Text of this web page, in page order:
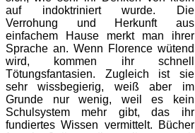
auf indoktriniert wurde. Die
Verrohung und Herkunft aus
einfachem Hause merkt man ihrer
Sprache an. Wenn Florence wütend
wird, kommen ihr schnell
Tötungsfantasien. Zugleich ist sie
sehr wissbegierig, weiß aber im
Grunde nur wenig, weil es kein
Schulsystem mehr gibt, das ihr
fundiertes Wissen vermittelt. Bücher